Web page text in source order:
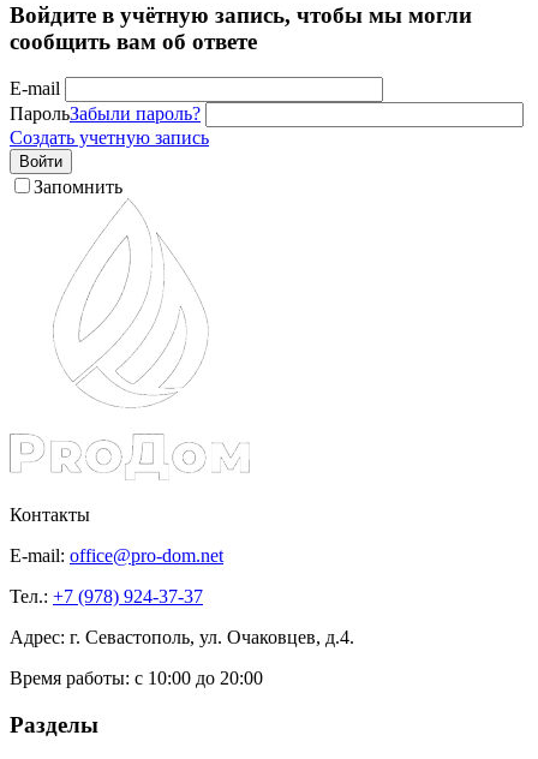
Войдите в учётную запись, чтобы мы могли
сообщить вам об ответе
E-mail
ПарольЗабыли пароль?
Создать учетную запись
Войти
Запомнить
Контакты
E-mail: office@pro-dom.net
Тел.: +7 (978) 924-37-37
Адрес: г. Севастополь, ул. Очаковцев, д.4.
Время работы: с 10:00 до 20:00
Разделы